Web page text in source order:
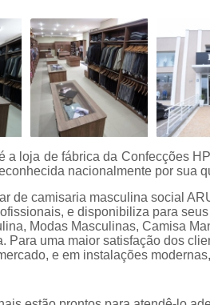
branca
preço
Camisas
sociais
listradas
Camisas
sociais
curta
Camisas
sociais
manga
longa
Camisas
a loja de fábrica da Confecções
nacionalmente por sua
de camisaria masculina social
e disponibiliza para
Modas Masculinas, Camisa
Para uma maior satisfação dos
e em instalações